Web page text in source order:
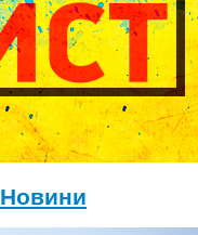
Новини